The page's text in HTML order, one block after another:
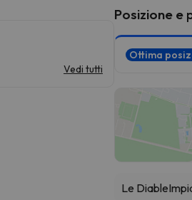
Vedi tutti
Posizione e
Ottima
Le Diable